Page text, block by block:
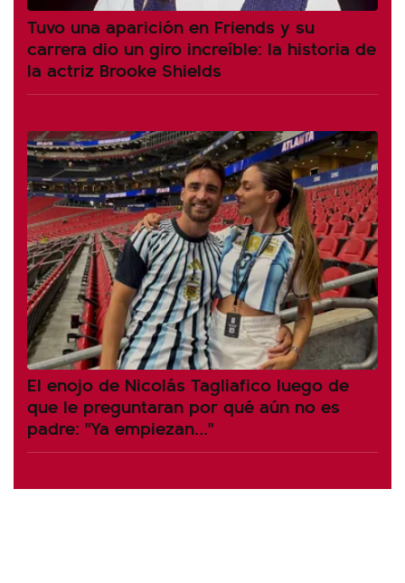
Tuvo una aparición en Friends y su
carrera dio un giro increíble: la historia de
la actriz Brooke Shields
El enojo de Nicolás Tagliafico luego de
que le preguntaran por qué aún no es
padre: "Ya empiezan..."